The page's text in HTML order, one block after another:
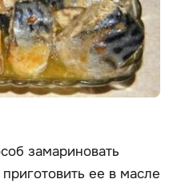
замариновать
ее в масле